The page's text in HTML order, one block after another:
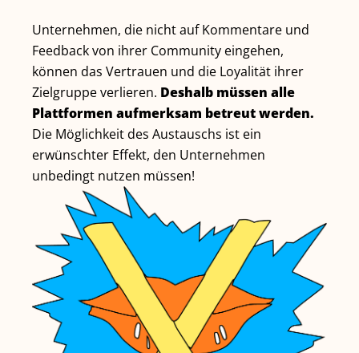
Unternehmen, die nicht auf Kommentare und
Feedback von ihrer Community eingehen,
können das Vertrauen und die Loyalität ihrer
Zielgruppe verlieren. Deshalb müssen alle
Plattformen aufmerksam betreut werden.
Die Möglichkeit des Austauschs ist ein
erwünschter Effekt, den Unternehmen
unbedingt nutzen müssen!